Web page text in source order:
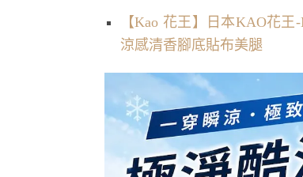
【Kao 花王】日本KAO花
涼感清香腳底貼布美腿